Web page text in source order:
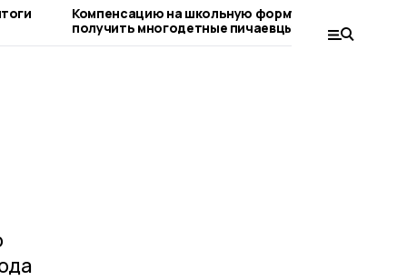
Компенсацию на школьную форму могут
получить многодетные пичаевцы